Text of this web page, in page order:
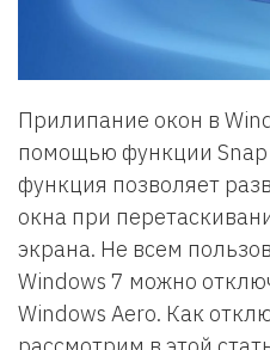
Прилипание окон в
помощью функции Snap
функция позволяет
окна при
экрана. Не всем
Windows 7 можно
Windows Aero. Как